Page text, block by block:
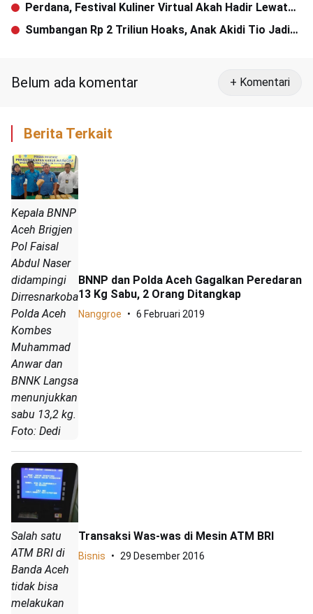
Perdana, Festival Kuliner Virtual Akah Hadir Lewat
Aceh Food Apps
Sumbangan Rp 2 Triliun Hoaks, Anak Akidi Tio Jadi
Belum ada komentar + Komentari
Berita Terkait
Kepala BNNP
Aceh Brigjen
Pol Faisal
Abdul Naser
didampingi
Dirresnarkoba
Polda Aceh
Kombes
Muhammad
Anwar dan
BNNK Langsa
menunjukkan
sabu 13,2 kg.
Foto: Dedi
BNNP dan Polda Aceh Gagalkan Peredaran
13 Kg Sabu, 2 Orang Ditangkap
Nanggroe 6 Februari 2019
Salah satu
ATM BRI di
Banda Aceh
tidak bisa
melakukan
Transaksi Was-was di Mesin ATM BRI
Bisnis 29 Desember 2016